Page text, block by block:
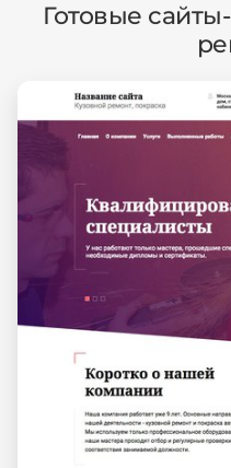
Готовые